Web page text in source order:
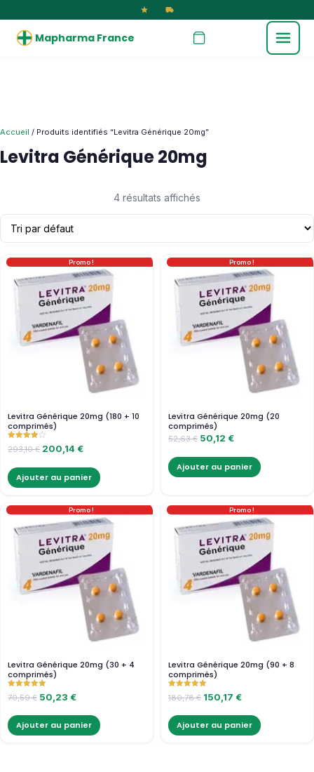
Mapharma France
Accueil / Produits identifiés “Levitra Générique 20mg”
Levitra Générique 20mg
4 résultats affichés
Promo !
Levitra Générique 20mg (180 + 10
comprimés)
Note
4.00
293,10€ 200,14 €
Ajouter au panier
Promo !
Levitra Générique 20mg (20
comprimés)
52,63€ 50,12 €
Ajouter au panier
Promo !
Levitra Générique 20mg (30 + 4
comprimés)
5.00
70,59€ 50,23 €
Ajouter au panier
Promo !
Levitra Générique 20mg (90 + 8
comprimés)
5.00
180,78€ 150,17 €
Ajouter au panier